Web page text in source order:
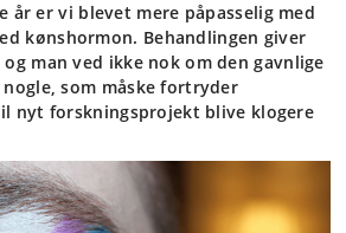
år er vi blevet mere påpasselig med
kønshormon. Behandlingen giver
man ved ikke nok om den gavnlige
som måske fortryder
nyt forskningsprojekt blive klogere